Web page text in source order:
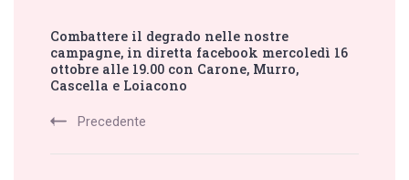
Navigation
Combattere il degrado nelle nostre
campagne, in diretta facebook mercoledì 16
ottobre alle 19.00 con Carone, Murro,
Cascella e Loiacono
Precedente